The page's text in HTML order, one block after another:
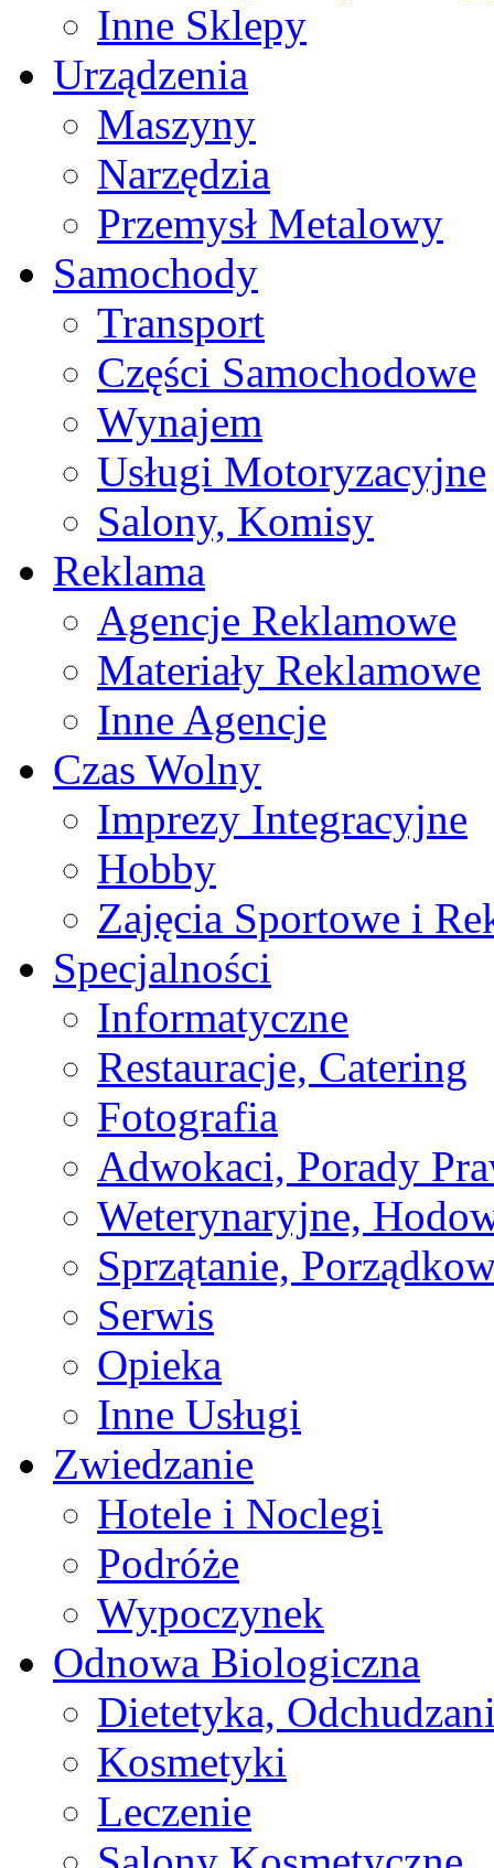
Inne Sklepy
Urządzenia
Maszyny
Narzędzia
Przemysł Metalowy
Samochody
Transport
Części Samochodowe
Wynajem
Usługi Motoryzacyjne
Salony, Komisy
Reklama
Agencje Reklamowe
Materiały Reklamowe
Inne Agencje
Czas Wolny
Imprezy Integracyjne
Hobby
Zajęcia Sportowe i
Specjalności
Informatyczne
Restauracje, Catering
Fotografia
Adwokaci, Porady
Weterynaryjne,
Sprzątanie,
Serwis
Opieka
Inne Usługi
Zwiedzanie
Hotele i Noclegi
Podróże
Wypoczynek
Odnowa Biologiczna
Dietetyka,
Kosmetyki
Leczenie